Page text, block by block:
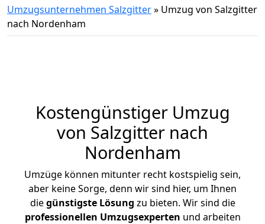
Umzugsunternehmen Salzgitter» Umzug von Salzgitter
nach Nordenham
Kostengünstiger Umzug
von Salzgitter nach
Nordenham
Umzüge können mitunter recht kostspielig sein,
aber keine Sorge, denn wir sind hier, um Ihnen
diegünstigste Lösung zu bieten. Wir sind die
professionellen Umzugsexperten und arbeiten